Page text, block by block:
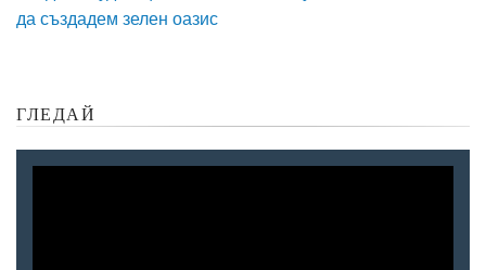
да създадем зелен оазис
ГЛЕДАЙ